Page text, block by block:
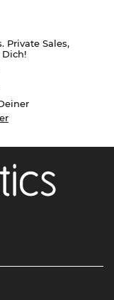
Private Sales,